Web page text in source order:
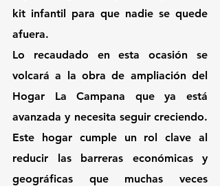
kit infantil para que nadie se quede
afuera.
Lo recaudado en esta ocasión se
volcará a la obra de ampliación del
Hogar La Campana que ya está
avanzada y necesita seguir creciendo.
Este hogar cumple un rol clave al
reducir las barreras económicas y
geográficas que muchas veces